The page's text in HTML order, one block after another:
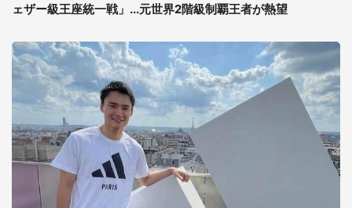
ェザー級王座統一戦」...元世界2階級制覇王者が熱望